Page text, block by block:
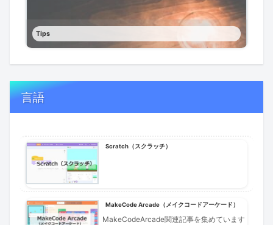
Tips
言語
Scratch（スクラッチ）
MakeCode Arcade（メイクコードアーケード）
MakeCodeArcade関連記事を集めています